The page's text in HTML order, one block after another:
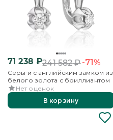
71 238 ₽241 582₽-71%
Серьги с английским замком из
белого золота с бриллиантом
Нет оценок
В корзину